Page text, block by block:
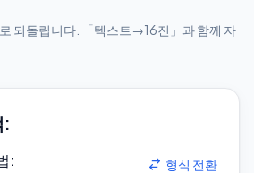
되돌립니다. 「텍스트→16진」과 함께 자
:
: 형식 전환